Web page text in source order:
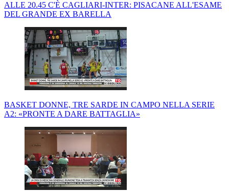
ALLE 20.45 C'È CAGLIARI-INTER: PISACANE ALL'ESAME
DEL GRANDE EX BARELLA
BASKET DONNE, TRE SARDE IN CAMPO NELLA SERIE
A2: «PRONTE A DARE BATTAGLIA»